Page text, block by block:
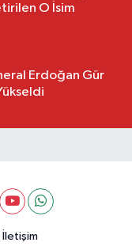
O İsim
Erdoğan Gür
İletişim